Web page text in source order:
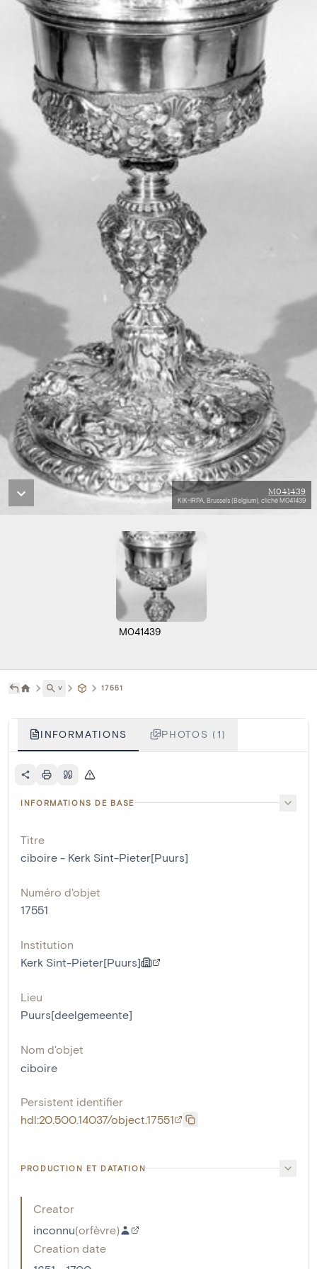
M041439
KIK-IRPA, Brussels (Belgium), cliché M041439
M041439
˅ 17551
INFORMATIONS PHOTOS (1)
INFORMATIONS DE BASE
Titre
ciboire - Kerk Sint-Pieter[Puurs]
Numéro d'objet
17551
Institution
Kerk Sint-Pieter[Puurs]
Lieu
Puurs[deelgemeente]
Nom d'objet
ciboire
Persistent identifier
hdl:20.500.14037/object.17551
PRODUCTION ET DATATION
Creator
inconnu(orfèvre)
Creation date